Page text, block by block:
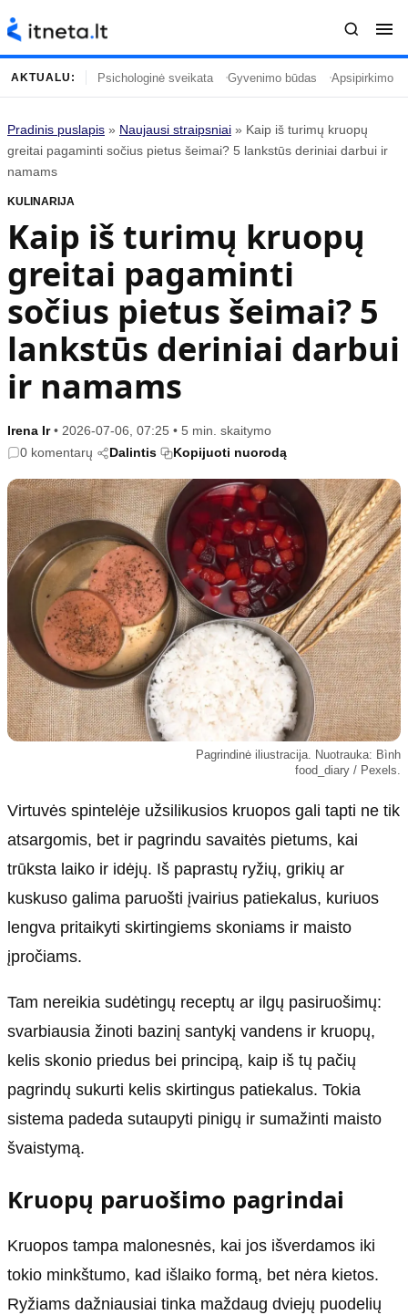
Turinys
Gyvenimas
Įdomybės
Mada
Mokslas
Namai ir interjeras
Temos
Technologijos
Gyvenimo būdas
Tėvai ir vaikai
Populiaru
Karjera
Psichologinė sveikata
Tvari mada
Privatumo politika
Reklamos politika
Slapukų politika
Redakcija
Apie mus
Autoriai
Kontaktai
Redakcinė politika
AKTUALU: Psichologinė sveikata Gyvenimo būdas Apsipirkimo
Pradinis puslapis » Naujausi straipsniai » Kaip iš turimų kruopų
greitai pagaminti sočius pietus šeimai? 5 lankstūs deriniai darbui ir
namams
KULINARIJA
Kaip iš turimų kruopų
greitai pagaminti
sočius pietus šeimai? 5
lankstūs deriniai darbui
ir namams
Irena Ir • 2026-07-06, 07:25 • 5 min. skaitymo
0 komentarų
Dalintis Kopijuoti nuorodą
Pagrindinė iliustracija. Nuotrauka: Bình
food_diary / Pexels.
Virtuvės spintelėje užsilikusios kruopos gali tapti ne tik
atsargomis, bet ir pagrindu savaitės pietums, kai
trūksta laiko ir idėjų. Iš paprastų ryžių, grikių ar
kuskuso galima paruošti įvairius patiekalus, kuriuos
lengva pritaikyti skirtingiems skoniams ir maisto
įpročiams.
Tam nereikia sudėtingų receptų ar ilgų pasiruošimų:
svarbiausia žinoti bazinį santykį vandens ir kruopų,
kelis skonio priedus bei principą, kaip iš tų pačių
pagrindų sukurti kelis skirtingus patiekalus. Tokia
sistema padeda sutaupyti pinigų ir sumažinti maisto
švaistymą.
Kruopų paruošimo pagrindai
Kruopos tampa malonesnės, kai jos išverdamos iki
tokio minkštumo, kad išlaiko formą, bet nėra kietos.
Ryžiams dažniausiai tinka maždaug dviejų puodelių